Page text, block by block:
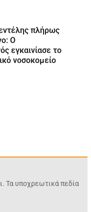
πλήρως
Ο
εγκαινίασε το
νοσοκομείο
Τα υποχρεωτικά πεδία